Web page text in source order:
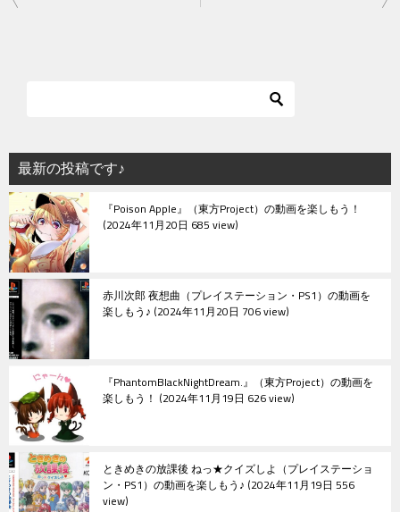
シ
ョ
ン
最新の投稿です♪
『Poison Apple』（東方Project）の動画を楽しもう！
2024年11月20日 685 view
赤川次郎 夜想曲（プレイステーション・PS1）の動画を
楽しもう♪ 2024年11月20日 706 view
『PhantomBlackNightDream.』（東方Project）の動画を
楽しもう！ 2024年11月19日 626 view
ときめきの放課後 ねっ★クイズしよ（プレイステーショ
ン・PS1）の動画を楽しもう♪ 2024年11月19日 556
view